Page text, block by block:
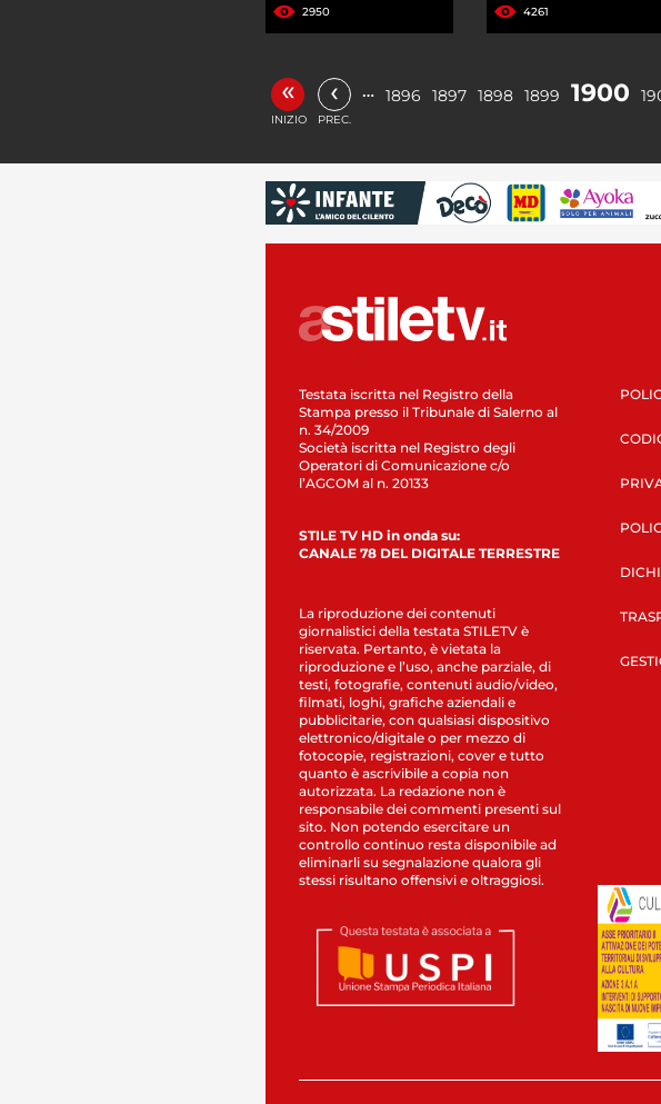
2950 4261
«
INIZIO
‹
PREC.
… 1896 1897 1898 1899 1900
Testata iscritta nel Registro della
Stampa presso il Tribunale di Salerno al
n. 34/2009
Società iscritta nel Registro degli
Operatori di Comunicazione c/o
l’AGCOM al n. 20133
STILE TV HD in onda su:
CANALE 78 DEL DIGITALE TERRESTRE
La riproduzione dei contenuti
giornalistici della testata STILETV è
riservata. Pertanto, è vietata la
riproduzione e l’uso, anche parziale, di
testi, fotografie, contenuti audio/video,
filmati, loghi, grafiche aziendali e
pubblicitarie, con qualsiasi dispositivo
elettronico/digitale o per mezzo di
fotocopie, registrazioni, cover e tutto
quanto è ascrivibile a copia non
autorizzata. La redazione non è
responsabile dei commenti presenti sul
sito. Non potendo esercitare un
controllo continuo resta disponibile ad
eliminarli su segnalazione qualora gli
stessi risultano offensivi e oltraggiosi.